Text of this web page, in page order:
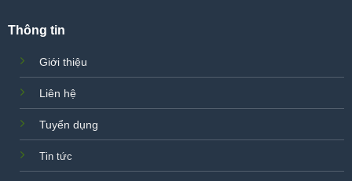
Thông tin
Giới thiệu
Liên hệ
Tuyển dụng
Tin tức